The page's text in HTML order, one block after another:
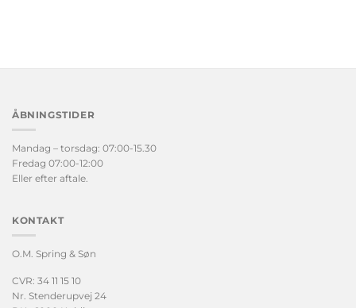
ÅBNINGSTIDER
Mandag – torsdag: 07:00-15.30
Fredag 07:00-12:00
Eller efter aftale.
KONTAKT
O.M. Spring & Søn
CVR: 34 11 15 10
Nr. Stenderupvej 24